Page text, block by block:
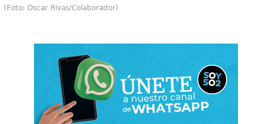
(Foto: Oscar Rivas/Colaborador)